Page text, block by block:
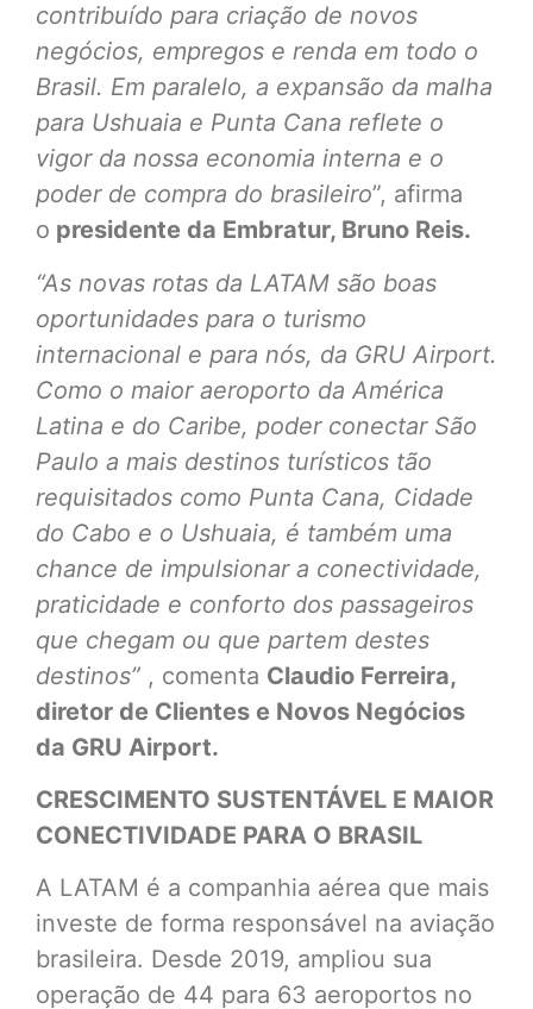
contribuído para criação de novos
negócios, empregos e renda em todo o
Brasil. Em paralelo, a expansão da malha
para Ushuaia e Punta Cana reflete o
vigor da nossa economia interna e o
poder de compra do brasileiro”, afirma
o presidente da Embratur, Bruno Reis.
“As novas rotas da LATAM são boas
oportunidades para o turismo
internacional e para nós, da GRU Airport.
Como o maior aeroporto da América
Latina e do Caribe, poder conectar São
Paulo a mais destinos turísticos tão
requisitados como Punta Cana, Cidade
do Cabo e o Ushuaia, é também uma
chance de impulsionar a conectividade,
praticidade e conforto dos passageiros
que chegam ou que partem destes
destinos” , comenta Claudio Ferreira,
diretor de Clientes e Novos Negócios
da GRU Airport.
CRESCIMENTO SUSTENTÁVEL E MAIOR
CONECTIVIDADE PARA O BRASIL
A LATAM é a companhia aérea que mais
investe de forma responsável na aviação
brasileira. Desde 2019, ampliou sua
operação de 44 para 63 aeroportos no